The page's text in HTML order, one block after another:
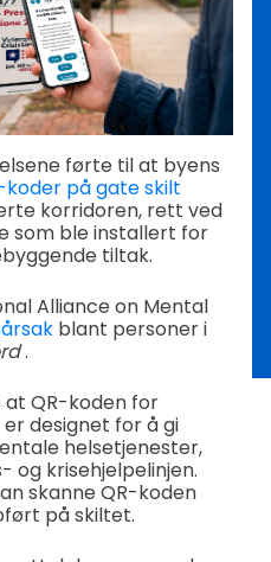
førte til at byens
koder på gate skilt
korridoren, rett ved
som ble installert for
tiltak.
Alliance on Mental
blant personer i
.
QR-koden for
designet for å gi
helsetjenester,
og krisehjelpelinjen.
skanne QR-koden
på skiltet.